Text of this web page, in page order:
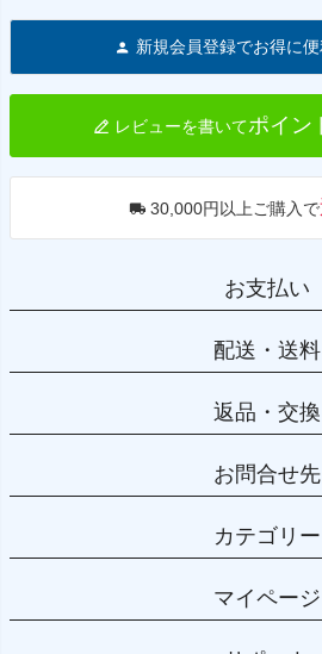
新規会員登録でお得に
レビューを書いてポイン
30,000円以上ご購入で
お支払い
配送・送料
返品・交換
お問合せ先
カテゴリー
マイページ